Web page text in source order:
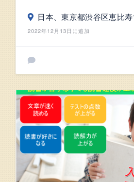
日本、東京都渋谷区恵比
2022年12月13日に追加